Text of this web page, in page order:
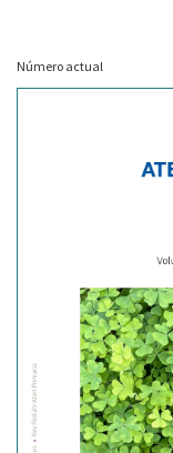
Número actual